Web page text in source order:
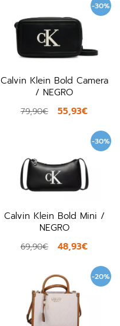
-30%
Calvin Klein Bold Camera
/ NEGRO
79,90€ 55,93€
-30%
Calvin Klein Bold Mini /
NEGRO
69,90€ 48,93€
-20%